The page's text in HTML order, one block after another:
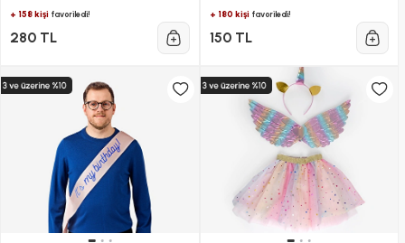
+ 158 kişi favoriledi!
280 TL
+ 180 kişifavoriledi!
150 TL